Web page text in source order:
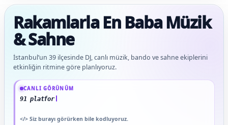
Rakamlarla En Baba Müzik
& Sahne
İstanbul’un 39 ilçesinde DJ, canlı müzik, bando ve sahne ekiplerini
etkinliğin ritmine göre planlıyoruz.
CANLI GÖRÜNÜM
91 platform genelinde onaylı yo
</> Siz burayı görürken bile kodluyoruz.
Güncel veriler: 1.291+ En Baba ağı hizmet deneyimi; 91 platform genelinde